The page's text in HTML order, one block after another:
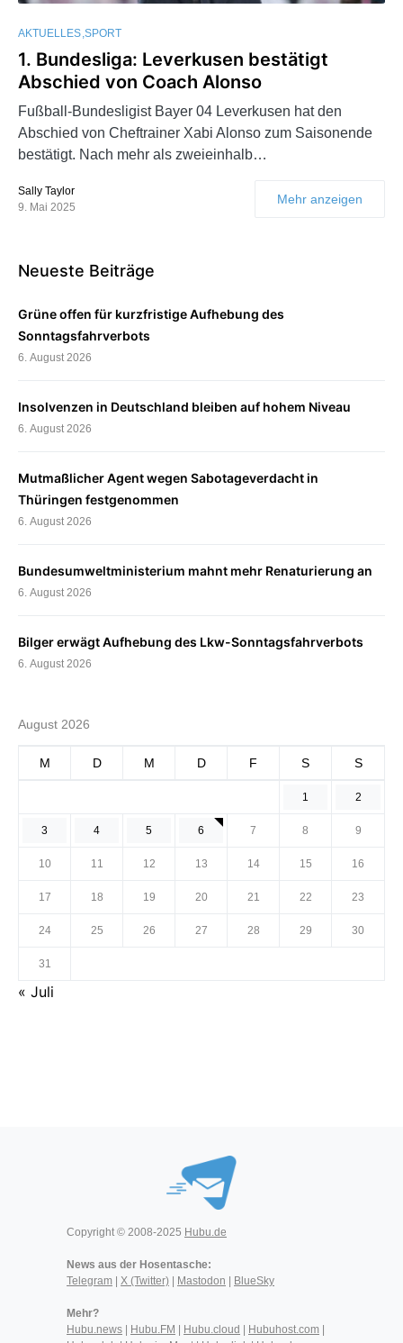
AKTUELLES SPORT
1. Bundesliga: Leverkusen bestätigt
Abschied von Coach Alonso
Fußball-Bundesligist Bayer 04 Leverkusen hat den
Abschied von Cheftrainer Xabi Alonso zum Saisonende
bestätigt. Nach mehr als zweieinhalb…
Sally Taylor
9. Mai 2025
Mehr anzeigen
Neueste Beiträge
Grüne offen für kurzfristige Aufhebung des
Sonntagsfahrverbots
6. August 2026
Insolvenzen in Deutschland bleiben auf hohem Niveau
6. August 2026
Mutmaßlicher Agent wegen Sabotageverdacht in
Thüringen festgenommen
6. August 2026
Bundesumweltministerium mahnt mehr Renaturierung an
6. August 2026
Bilger erwägt Aufhebung des Lkw-Sonntagsfahrverbots
6. August 2026
August 2026
M D M D F S S
1 2
3 4 5 6 7 8 9
10 11 12 13 14 15 16
17 18 19 20 21 22 23
24 25 26 27 28 29 30
31
« Juli
Copyright © 2008-2025 Hubu.de
News aus der Hosentasche:
Telegram
X (Twitter) Mastodon BlueSky
Mehr?
Hubu.news
Hubu.FM Hubu.cloud Hubuhost.com